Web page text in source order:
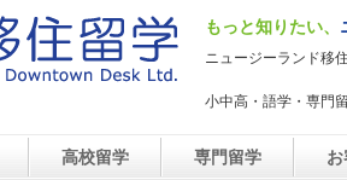
スク もっと知りたい、
ニュージーランド移
小中高・語学・専門
高校留学 専門留学 お